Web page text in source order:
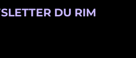
DU RIM